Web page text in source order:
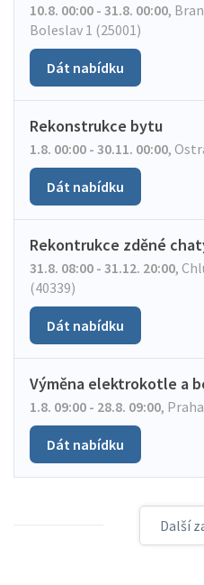
10.8. 00:00 - 31.8. 00:00,
Boleslav 1 (25001)
Dát nabídku
Rekonstrukce bytu
1.8. 00:00 - 30.11. 00:00,
Dát nabídku
Rekontrukce zděné
31.8. 08:00 - 31.12. 20:00,
(40339)
Dát nabídku
Výměna elektrokotle a
1.8. 09:00 - 28.8. 09:00,
Dát nabídku
Další